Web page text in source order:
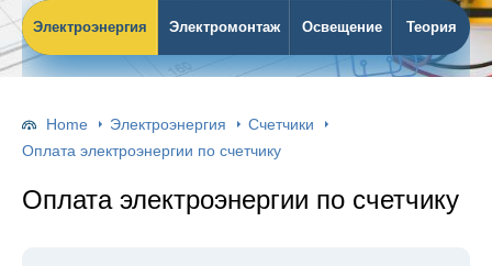
Электроэнергия Электромонтаж Освещение Теория
Home Электроэнергия
Счетчики
Оплата электроэнергии по счетчику
Оплата электроэнергии по счетчику